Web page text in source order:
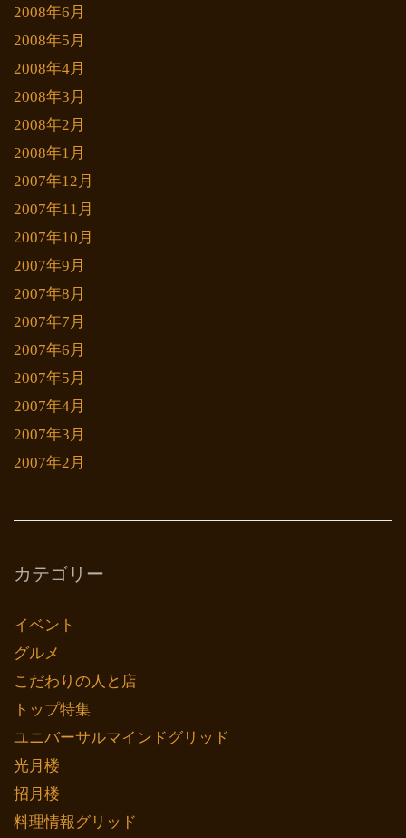
2008年6月
2008年5月
2008年4月
2008年3月
2008年2月
2008年1月
2007年12月
2007年11月
2007年10月
2007年9月
2007年8月
2007年7月
2007年6月
2007年5月
2007年4月
2007年3月
2007年2月
カテゴリー
イベント
グルメ
こだわりの人と店
トップ特集
ユニバーサルマインドグリッド
光月楼
招月楼
料理情報グリッド